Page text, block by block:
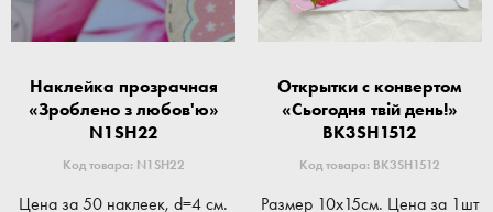
Наклейка прозрачная
«Зроблено з любов'ю»
N1SH22
Код товара: N1SH22
Цена за 50 наклеек, d=4 см.
Открытки с конвертом
«Сьогодня твій день!»
BK3SH1512
Код товара: BK3SH1512
Размер 10x15см. Цена за 1шт